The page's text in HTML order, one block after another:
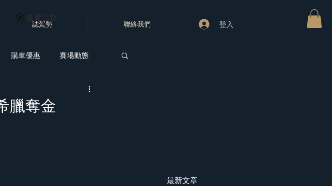
誌駕勢 聯絡我們 登入
查看點數
購車優惠 賽場動態
臘奪金
最新文章